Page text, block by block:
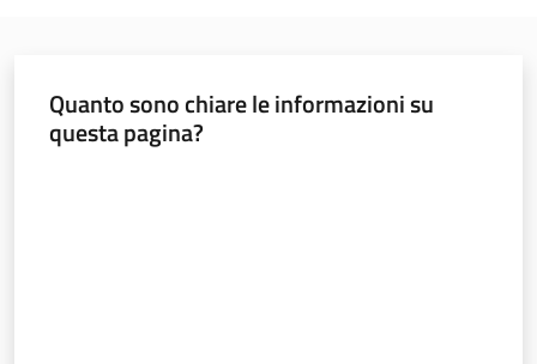
Quanto sono chiare le informazioni su
questa pagina?